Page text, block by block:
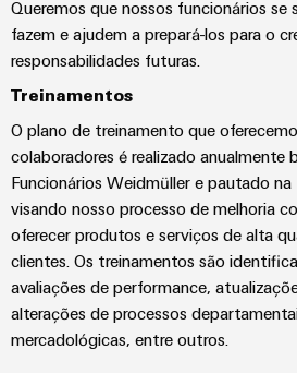
operacional
em
energia
Energia
tradicional
O
para
a
geração
comprovada
energia
e
soluções
Automação
descentralizada
Automação
industrial
IIoT
&
Software
de
Automação
e
relés
de
estado
sólido
Amplificador
de
isolamento
e
transdutores
de
medição
Reparos
e
peças
de
substituição
Cursos
de
formação
e
seminários
Encontre
seu
parceiro
de
soluções
de
Industrial
IoT
&
Automation
Eventos
Queremos que nossos funcionários
fazem e ajudem a prepará-los para o
responsabilidades futuras.
Treinamentos
O plano de treinamento que
colaboradores é realizado anualmente
Funcionários Weidmüller e pautado
visando nosso processo de melhoria
oferecer produtos e serviços de alta
clientes. Os treinamentos são
avaliações de performance,
alterações de processos
mercadológicas, entre outros.